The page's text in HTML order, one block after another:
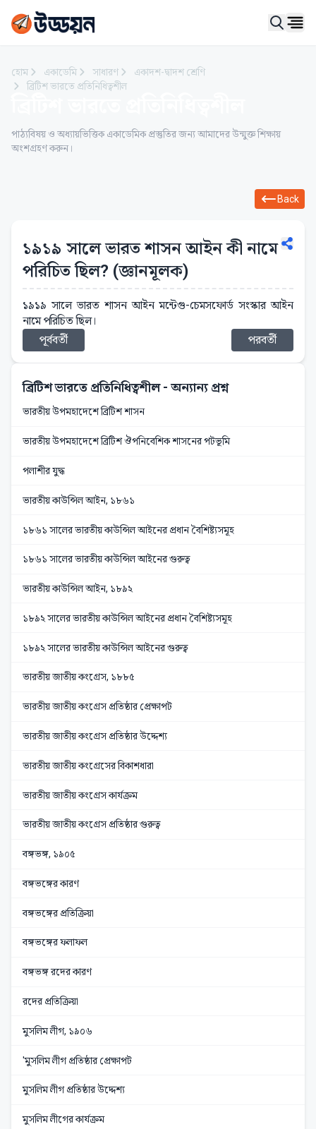
হোম একাডেমি সাধারণ
একাদশ-দ্বাদশ শ্রেণি
ব্রিটিশ ভারতে প্রতিনিধিত্বশীল
পাঠ্যবিষয় ও অধ্যায়ভিত্তিক একাডেমিক প্রস্তুতির জন্য আমাদের উন্মুক্ত শিক্ষায়
অংশগ্রহণ করুন।
Back
১৯১৯ সালে ভারত শাসন আইন কী নামে
পরিচিত ছিল? (জ্ঞানমূলক)
১৯১৯ সালে ভারত শাসন আইন মন্টেগু-চেমসফোর্ড সংস্কার আইন
নামে পরিচিত ছিল।
পূর্ববর্তী
পরবর্তী
ব্রিটিশ ভারতে প্রতিনিধিত্বশীল- অন্যান্য প্রশ্ন
ভারতীয় উপমহাদেশে ব্রিটিশ শাসন
ভারতীয় উপমহাদেশে ব্রিটিশ ঔপনিবেশিক শাসনের পটভূমি
পলাশীর যুদ্ধ
ভারতীয় কাউন্সিল আইন, ১৮৬১
১৮৬১ সালের ভারতীয় কাউন্সিল আইনের প্রধান বৈশিষ্ট্যসমূহ
১৮৬১ সালের ভারতীয় কাউন্সিল আইনের গুরুত্ব
ভারতীয় কাউন্সিল আইন, ১৮৯২
১৮৯২ সালের ভারতীয় কাউন্সিল আইনের প্রধান বৈশিষ্ট্যসমূহ
১৮৯২ সালের ভারতীয় কাউন্সিল আইনের গুরুত্ব
ভারতীয় জাতীয় কংগ্রেস, ১৮৮৫
ভারতীয় জাতীয় কংগ্রেস প্রতিষ্ঠার প্রেক্ষাপট
ভারতীয় জাতীয় কংগ্রেস প্রতিষ্ঠার উদ্দেশ্য
ভারতীয় জাতীয় কংগ্রেসের বিকাশধারা
ভারতীয় জাতীয় কংগ্রেস কার্যক্রম
ভারতীয় জাতীয় কংগ্রেস প্রতিষ্ঠার গুরুত্ব
বঙ্গভঙ্গ, ১৯০৫
বঙ্গভঙ্গের কারণ
বঙ্গভঙ্গের প্রতিক্রিয়া
বঙ্গভঙ্গের ফলাফল
বঙ্গভঙ্গ রদের কারণ
রদের প্রতিক্রিয়া
মুসলিম লীগ, ১৯০৬
'মুসলিম লীগ প্রতিষ্ঠার প্রেক্ষাপট
মুসলিম লীগ প্রতিষ্ঠার উদ্দেশ্য
মুসলিম লীগের কার্যক্রম